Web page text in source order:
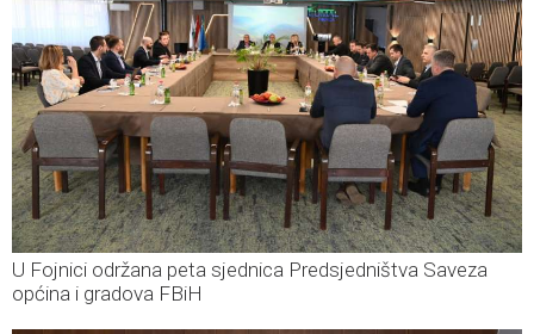
U Fojnici održana peta sjednica Predsjedništva Saveza
općina i gradova FBiH